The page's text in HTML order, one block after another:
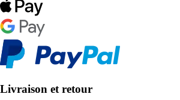
Livraison et retour